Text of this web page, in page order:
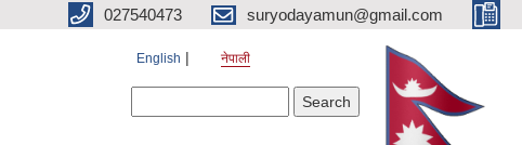
027540473 suryodayamun@gmail.com
English नेपाली